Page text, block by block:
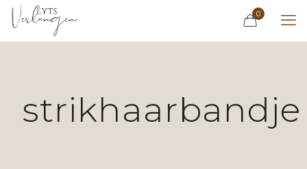
0
strikhaarbandje